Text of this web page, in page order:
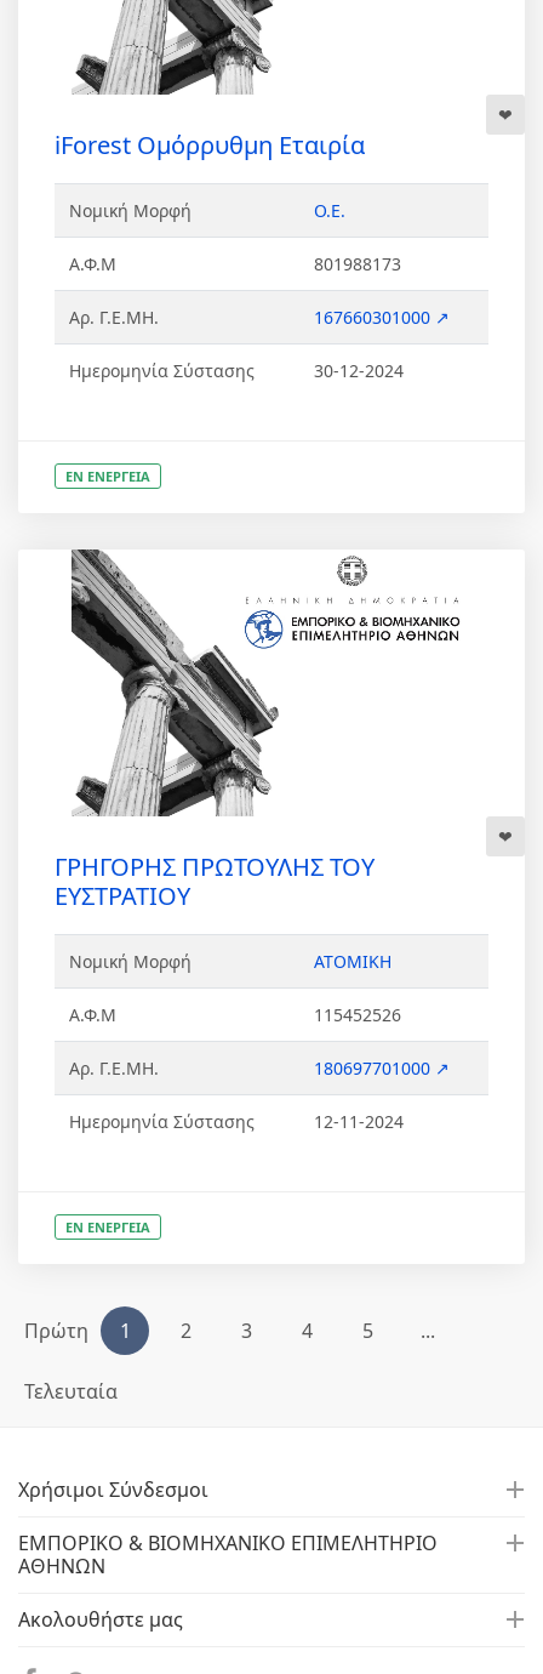
iForest Ομόρρυθμη Εταιρία
Νομική Μορφή Ο.Ε.
Α.Φ.Μ 801988173
Αρ. Γ.Ε.ΜΗ. 167660301000 ↗
Ημερομηνία Σύστασης 30-12-2024
ΕΝ ΕΝΕΡΓΕΙΑ
ΓΡΗΓΟΡΗΣ ΠΡΩΤΟΥΛΗΣ ΤΟΥ
ΕΥΣΤΡΑΤΙΟΥ
Νομική Μορφή ΑΤΟΜΙΚΗ
Α.Φ.Μ 115452526
Αρ. Γ.Ε.ΜΗ. 180697701000 ↗
Ημερομηνία Σύστασης 12-11-2024
ΕΝ ΕΝΕΡΓΕΙΑ
Πρώτη 1 2 3 4 5 ...
Τελευταία
Χρήσιμοι Σύνδεσμοι
ΕΜΠΟΡΙΚΟ & ΒΙΟΜΗΧΑΝΙΚΟ ΕΠΙΜΕΛΗΤΗΡΙΟ
ΑΘΗΝΩΝ
Ακολουθήστε μας